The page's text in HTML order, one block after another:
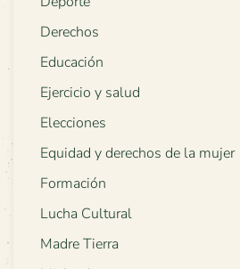
Derechos
Educación
Ejercicio y salud
Elecciones
Equidad y derechos de la mujer
Formación
Lucha Cultural
Madre Tierra